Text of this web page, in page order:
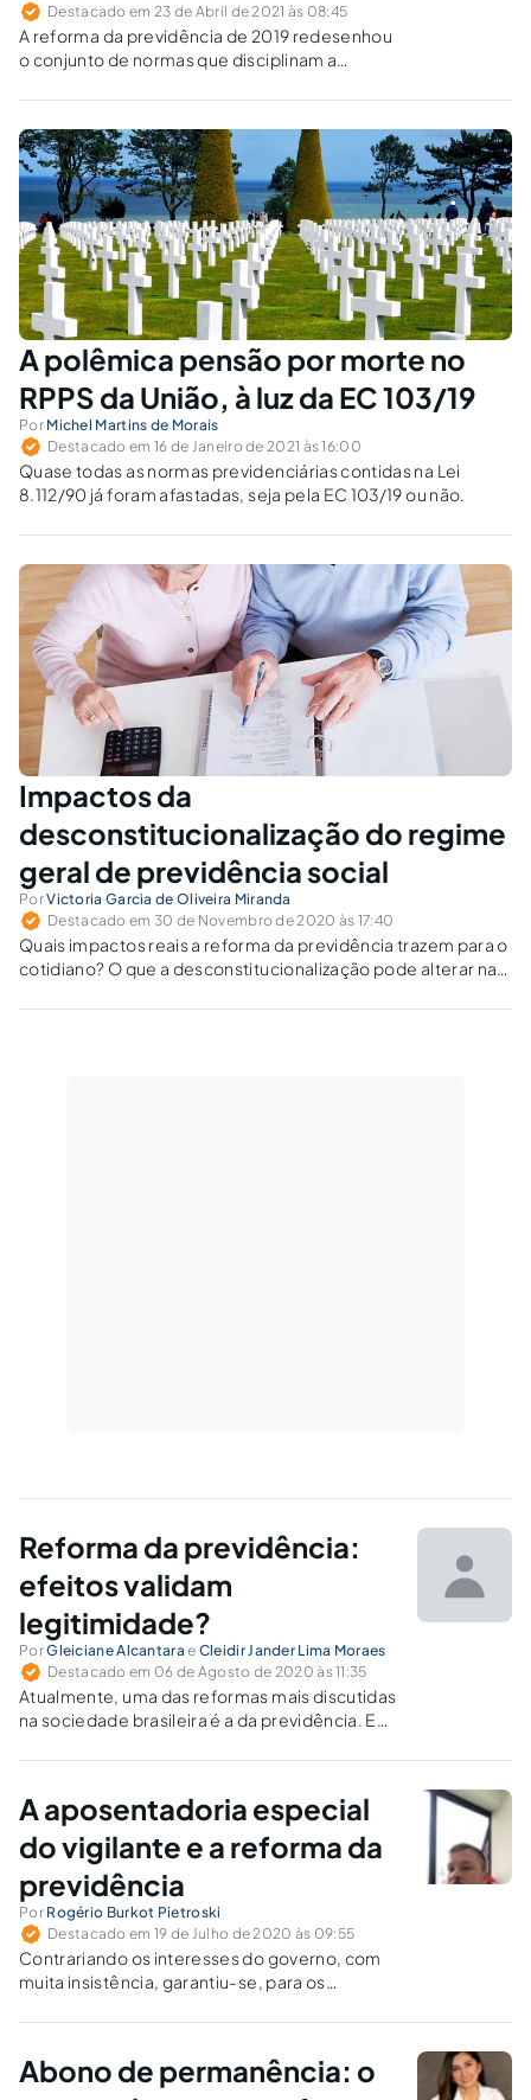
Destacado em 23 de Abril de 2021 às 08:45
A reforma da previdência de 2019 redesenhou
o conjunto de normas que disciplinam a
conferindo ao benefício de aposentadoria
roupagem inteiramente nova.
A polêmica pensão por morte no
RPPS da União, à luz da EC 103/19
Por Michel Martins de Morais
Destacado em 16 de Janeiro de 2021 às 16:00
Quase todas as normas previdenciárias contidas na Lei
8.112/90 já foram afastadas, seja pela EC 103/19 ou não.
Impactos da
desconstitucionalização do regime
geral de previdência social
PorVictoria Garcia de Oliveira Miranda
Destacado em 30 de Novembro de 2020 às 17:40
Quais impactos reais a reforma da previdência trazem para o
cotidiano? O que a desconstitucionalização pode alterar na
vale a pena para os cidadãos?
Reforma da previdência:
efeitos validam
legitimidade?
PorGleiciane Alcantara e Cleidir Jander Lima Moraes
Destacado em 06 de Agosto de 2020 às 11:35
Atualmente, uma das reformas mais discutidas
na sociedade brasileira é a da previdência. E
consenso sobre a qualidade de seus
A aposentadoria especial
do vigilante e a reforma da
previdência
Por Rogério Burkot Pietroski
Destacado em 19 de Julho de 2020 às 09:55
Contrariando os interesses do governo, com
muita insistência, garantiu-se, para os
especial antes da reforma, o direito a requerer
Abono de permanência: o